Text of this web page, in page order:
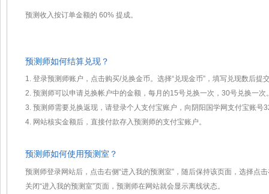
预测收入按订单金额的 60% 提成。
预测师如何结算兑现？
1. 登录预测师账户，点击购买/兑换金币。选择“兑现金币”，填写兑现数后提
2. 预测师可以申请兑换帐户中的金额，每月的15号兑换一次，30号兑换一次
3. 预测师需要兑换返现，请登录个人支付宝账户，向阴阳国学网支付宝账
4. 网站核实金额后，直接付款存入预测师的支付宝账户。
预测师如何使用预测室？
预测师登录网站后，点击右侧“进入我的预测室”，随后保持该页面，选择
关闭“进入我的预测室”页面，预测师在网站就会显示离线状态。